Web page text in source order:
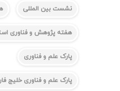
نشست بین المللی
هفته پژوهش و فناوری
پارک علم و فناوری
پارک علم و فناوری خلیج